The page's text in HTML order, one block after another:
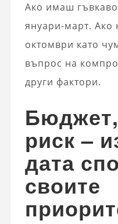
Ако имаш
януари-март. Ако
октомври като
въпрос на
други фактори.
риск –
дата
своите